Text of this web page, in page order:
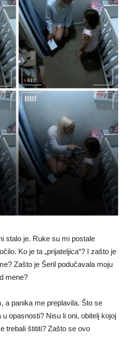
stalo je. Ruke su mi postale
Ko je ta „prijateljica“? I zašto je
Zašto je Šeril podučavala moju
mene?
a panika me preplavila. Što se
opasnosti? Nisu li oni, obitelj kojoj
trebali štititi? Zašto se ovo